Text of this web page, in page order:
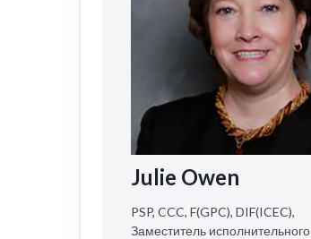
Julie Owen
PSP, CCC, F(GPC), DIF(ICEC),
Заместитель исполнительного